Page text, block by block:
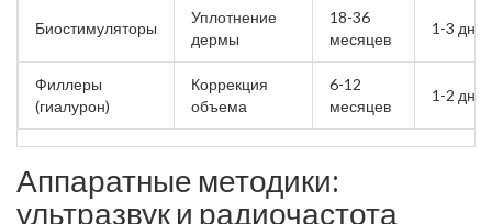
Биостимуляторы
Уплотнение
дермы
18-36
месяцев
1-3 дня
Филлеры
(гиалурон)
Коррекция
объема
6-12
месяцев
1-2 дня
Аппаратные методики:
ультразвук и радиочастота